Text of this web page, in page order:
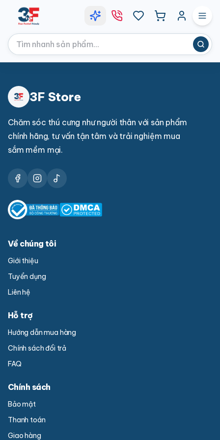
3F Store
Chăm sóc thú cưng như người thân với sản phẩm
chính hãng, tư vấn tận tâm và trải nghiệm mua
sắm mềm mại.
Về chúng tôi
Giới thiệu
Tuyển dụng
Liên hệ
Hỗ trợ
Hướng dẫn mua hàng
Chính sách đổi trả
FAQ
Chính sách
Bảo mật
Thanh toán
Giao hàng